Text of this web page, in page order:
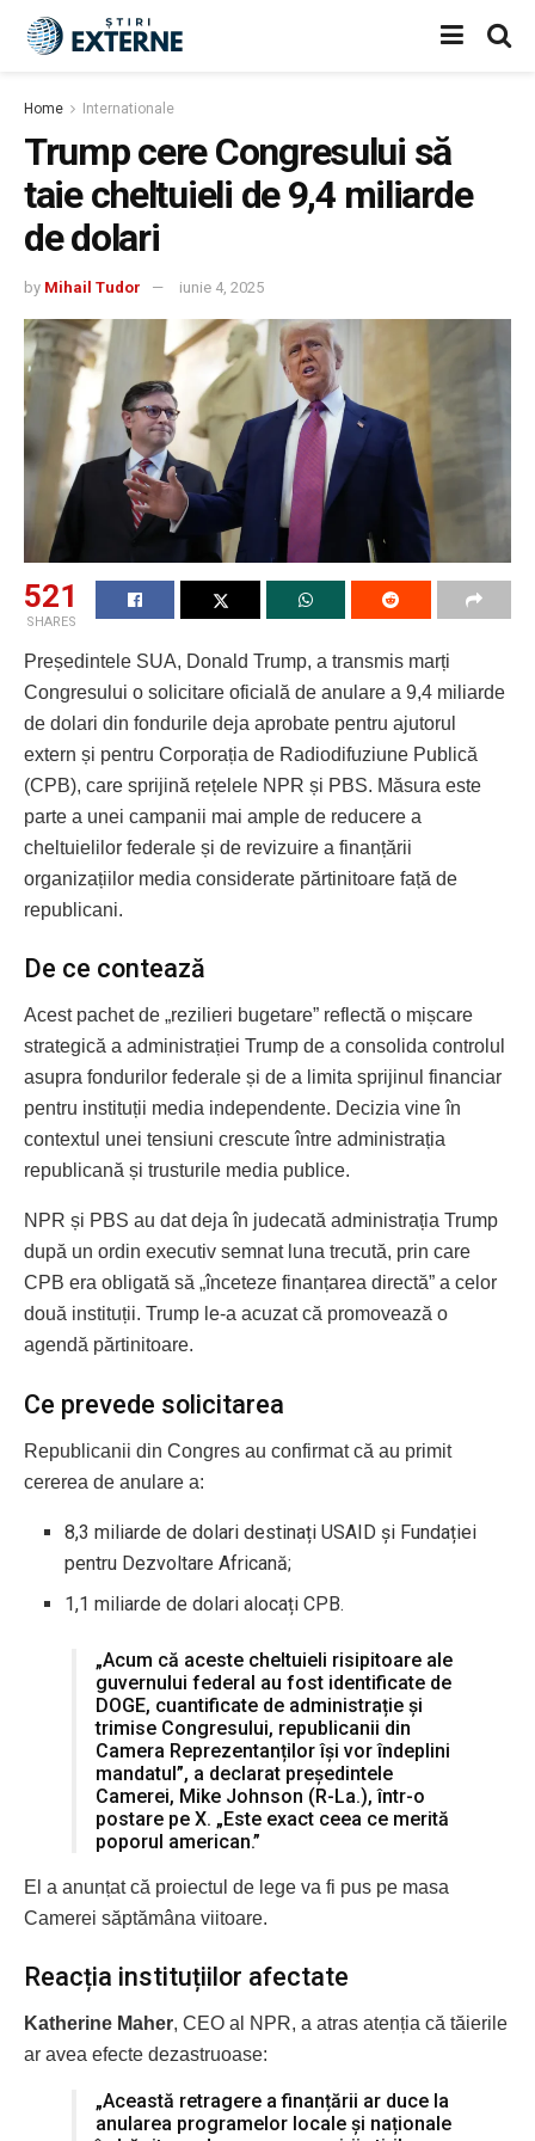
Home Internationale
Trump cere Congresului să
taie cheltuieli de 9,4 miliarde
de dolari
by Mihail Tudor iunie 4, 2025
521
SHARES
Președintele SUA, Donald Trump, a transmis marți
Congresului o solicitare oficială de anulare a 9,4 miliarde
de dolari din fondurile deja aprobate pentru ajutorul
extern și pentru Corporația de Radiodifuziune Publică
(CPB), care sprijină rețelele NPR și PBS. Măsura este
parte a unei campanii mai ample de reducere a
cheltuielilor federale și de revizuire a finanțării
organizațiilor media considerate părtinitoare față de
republicani.
De ce contează
Acest pachet de „rezilieri bugetare” reflectă o mișcare
strategică a administrației Trump de a consolida controlul
asupra fondurilor federale și de a limita sprijinul financiar
pentru instituții media independente. Decizia vine în
contextul unei tensiuni crescute între administrația
republicană și trusturile media publice.
NPR și PBS au dat deja în judecată administrația Trump
după un ordin executiv semnat luna trecută, prin care
CPB era obligată să „înceteze finanțarea directă” a celor
două instituții. Trump le-a acuzat că promovează o
agendă părtinitoare.
Ce prevede solicitarea
Republicanii din Congres au confirmat că au primit
cererea de anulare a:
8,3 miliarde de dolari destinați USAID și Fundației
pentru Dezvoltare Africană;
1,1 miliarde de dolari alocați CPB.
„Acum că aceste cheltuieli risipitoare ale
guvernului federal au fost identificate de
DOGE, cuantificate de administrație și
trimise Congresului, republicanii din
Camera Reprezentanților își vor îndeplini
mandatul”, a declarat președintele
Camerei, Mike Johnson (R-La.), într-o
postare pe X. „Este exact ceea ce merită
poporul american.”
El a anunțat că proiectul de lege va fi pus pe masa
Camerei săptămâna viitoare.
Reacția instituțiilor afectate
Katherine Maher, CEO al NPR, a atras atenția că tăierile
ar avea efecte dezastruoase:
„Această retragere a finanțării ar duce la
anularea programelor locale și naționale